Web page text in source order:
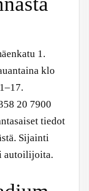
1.
klo
20 7900
tiedot
Sijainti
autoilijoita.